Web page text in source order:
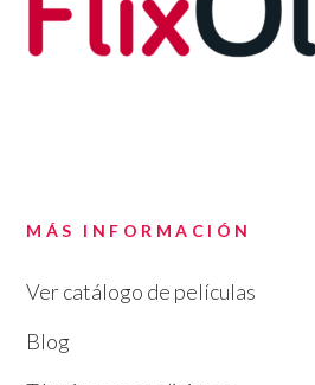
MÁS INFORMACIÓN
Ver catálogo de películas
Blog